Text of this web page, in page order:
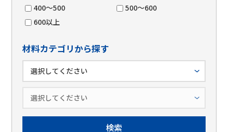
400～500
500～600
600以上
材料カテゴリから探す